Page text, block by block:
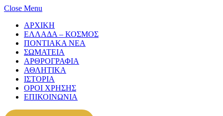
Close Menu
ΑΡΧΙΚΗ
ΕΛΛΑΔΑ – ΚΟΣΜΟΣ
ΠΟΝΤΙΑΚΑ ΝΕΑ
ΣΩΜΑΤΕΙΑ
ΑΡΘΡΟΓΡΑΦΙΑ
ΑΘΛΗΤΙΚΑ
ΙΣΤΟΡΙΑ
ΟΡΟΙ ΧΡΗΣΗΣ
ΕΠΙΚΟΙΝΩΝΙΑ